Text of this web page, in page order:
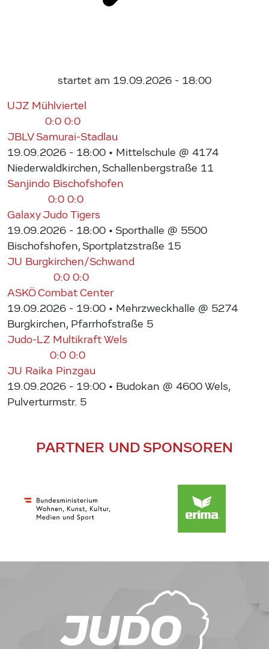
startet am 19.09.2026 - 18:00
UJZ Mühlviertel
0:0 0:0
JBLV Samurai-Stadlau
19.09.2026 - 18:00 • Mittelschule @ 4174
Niederwaldkirchen, Schallenbergstraße 11
Sanjindo Bischofshofen
0:0 0:0
Galaxy Judo Tigers
19.09.2026 - 18:00 • Sporthalle @ 5500
Bischofshofen, Sportplatzstraße 15
JU Burgkirchen/Schwand
0:0 0:0
ASKÖ Combat Center
19.09.2026 - 19:00 • Mehrzweckhalle @ 5274
Burgkirchen, Pfarrhofstraße 5
Judo-LZ Multikraft Wels
0:0 0:0
JU Raika Pinzgau
19.09.2026 - 19:00 • Budokan @ 4600 Wels,
Pulverturmstr. 5
PARTNER UND SPONSOREN